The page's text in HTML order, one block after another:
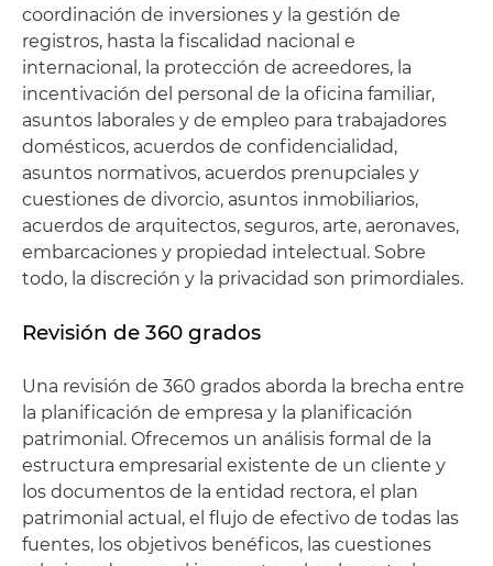
coordinación de inversiones y la gestión de
registros, hasta la fiscalidad nacional e
internacional, la protección de acreedores, la
incentivación del personal de la oficina familiar,
asuntos laborales y de empleo para trabajadores
domésticos, acuerdos de confidencialidad,
asuntos normativos, acuerdos prenupciales y
cuestiones de divorcio, asuntos inmobiliarios,
acuerdos de arquitectos, seguros, arte, aeronaves,
embarcaciones y propiedad intelectual. Sobre
todo, la discreción y la privacidad son primordiales.
Revisión de 360 grados
Una revisión de 360 grados aborda la brecha entre
la planificación de empresa y la planificación
patrimonial. Ofrecemos un análisis formal de la
estructura empresarial existente de un cliente y
los documentos de la entidad rectora, el plan
patrimonial actual, el flujo de efectivo de todas las
fuentes, los objetivos benéficos, las cuestiones